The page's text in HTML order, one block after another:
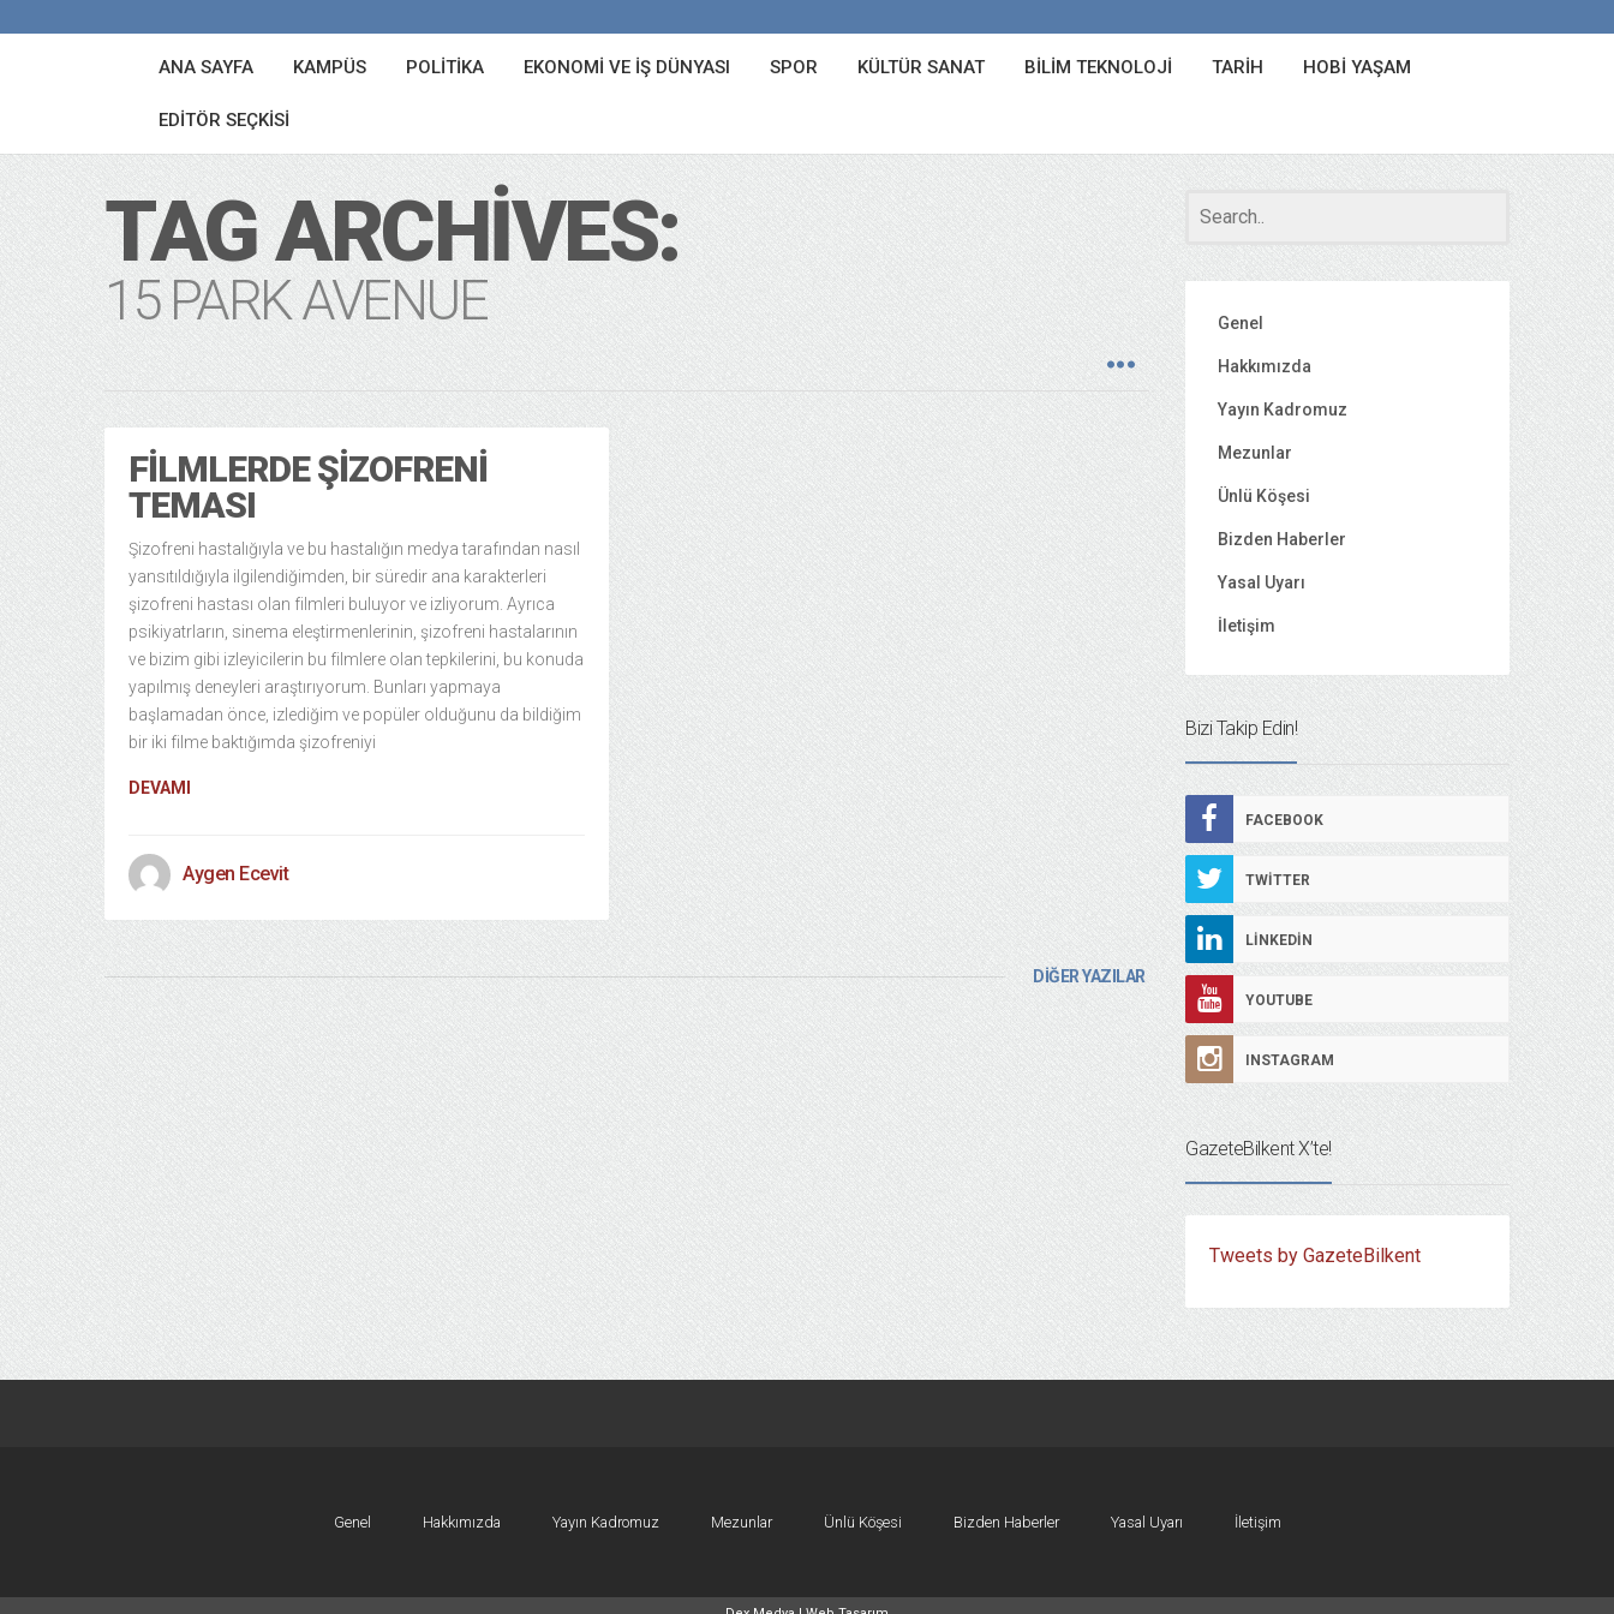
ANA SAYFA KAMPÜS POLITIKA EKONOMI VE İŞ DÜNYASI SPOR KÜLTÜR SANAT BILIM TEKNOLOJI TARIH HOBI YAŞAM
EDITÖR SEÇKISI
TAG ARCHIVES:
15 PARK AVENUE
FILMLERDE ŞIZOFRENI
TEMASI
Şizofreni hastalığıyla ve bu hastalığın medya tarafından nasıl
yansıtıldığıyla ilgilendiğimden, bir süredir ana karakterleri
şizofreni hastası olan filmleri buluyor ve izliyorum. Ayrıca
psikiyatrların, sinema eleştirmenlerinin, şizofreni hastalarının
ve bizim gibi izleyicilerin bu filmlere olan tepkilerini, bu konuda
yapılmış deneyleri araştırıyorum. Bunları yapmaya
başlamadan önce, izlediğim ve popüler olduğunu da bildiğim
bir iki filme baktığımda şizofreniyi
DEVAMI
Aygen Ecevit
DİĞER YAZILAR
Genel
Hakkımızda
Yayın Kadromuz
Mezunlar
Ünlü Köşesi
Bizden Haberler
Yasal Uyarı
İletişim
Bizi Takip Edin!
FACEBOOK
TWITTER
LINKEDIN
YOUTUBE
INSTAGRAM
GazeteBilkent X’te!
Tweets by GazeteBilkent
Genel Hakkımızda Yayın Kadromuz Mezunlar Ünlü Köşesi Bizden Haberler Yasal Uyarı İletişim